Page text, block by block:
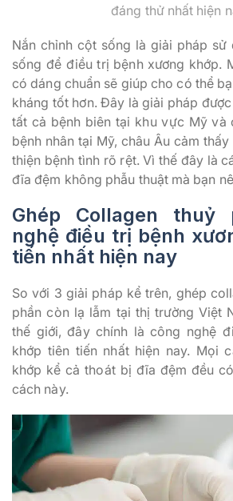
đáng thử nhất hiện
Nắn chỉnh cột sống là giải pháp sử
sống để điều trị bệnh xương khớp.
có dáng chuẩn sẽ giúp cho có thể
kháng tốt hơn. Đây là giải pháp
tất cả bệnh biên tại khu vực Mỹ và
bệnh nhân tại Mỹ, châu Âu cảm
thiện bệnh tình rõ rệt. Vì thế đây là
đĩa đệm không phẫu thuật mà bạn
Ghép Collagen thuỷ
nghệ điều trị bệnh
tiến nhất hiện nay
So với 3 giải pháp kể trên, ghép
phần còn lạ lẫm tại thị trường Việt
thế giới, đây chính là công nghệ
khớp tiên tiến nhất hiện nay. Mọi
khớp kể cả thoát bị đĩa đệm đều
cách này.